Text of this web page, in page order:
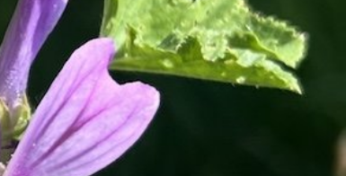
plantensoorten
van begin bloei
Familienamen
kenmerken
Maanden van optimale